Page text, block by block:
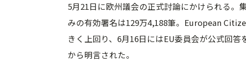
5月21日に欧州議会の正式討論にかけられる。
みの有効署名は129万4,188筆。European
きく上回り、6月16日にはEU委員会が公式回
から明言された。